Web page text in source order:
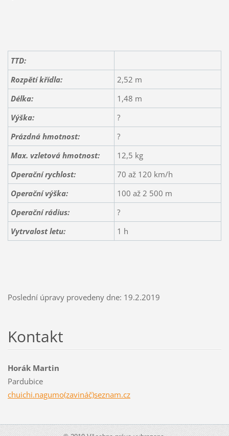
TTD:
Rozpětí křídla:
2,52 m
Délka:
1,48 m
Výška:
?
Prázdná hmotnost:
?
Max. vzletová hmotnost:
12,5 kg
Operační rychlost:
70 až 120 km/h
Operační výška:
100 až 2 500 m
Operační rádius:
?
Vytrvalost letu:
1 h
Poslední úpravy provedeny dne: 19.2.2019
Kontakt
Horák Martin
Pardubice
chuichi.nagumo(zavináč)seznam.cz